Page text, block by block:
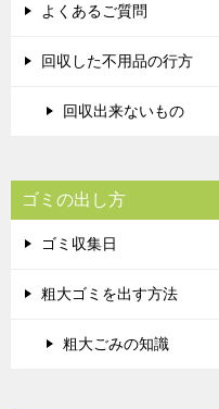
よくあるご質問
回収した不用品の行方
回収出来ないもの
ゴミの出し方
ゴミ収集日
粗大ゴミを出す方法
粗大ごみの知識